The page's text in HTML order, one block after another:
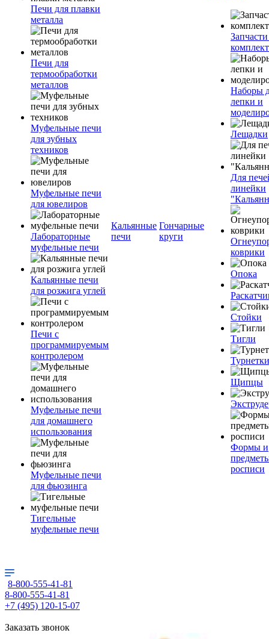
Печи для плавки
металла
Печи для
термообработки
металлов
Муфельные печи
для зубных
техников
Муфельные печи
для ювелиров
Лабораторные
муфельные печи
Кальянные печи
для розжига углей
Печи с
программируемым
контролером
Муфельные печи
для домашнего
использования
Муфельные печи
для фьюзинга
Тигельные
муфельные печи
Кальянные
печи
Гончарные
круги
Наборы
лепки и
Лещадки
Для
линейки
коврики
Опока
Стойки
Тигли
Турнетки
Щипцы
Формы и
росписи
8-800-555-41-81
8-800-555-41-81
+7 (495) 120-15-07
Заказать звонок